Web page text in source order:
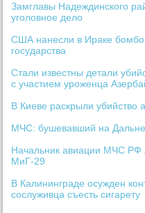
Замглавы Надеждинского
уголовное дело
США нанесли в Ираке
государства
Стали известны детали
с участием уроженца
В Киеве раскрыли убийство
МЧС: бушевавший на
Начальник авиации МЧС РФ
МиГ-29
В Калининграде осужден
сослуживца съесть сигарету